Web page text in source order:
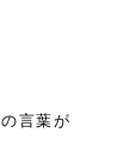
言葉が